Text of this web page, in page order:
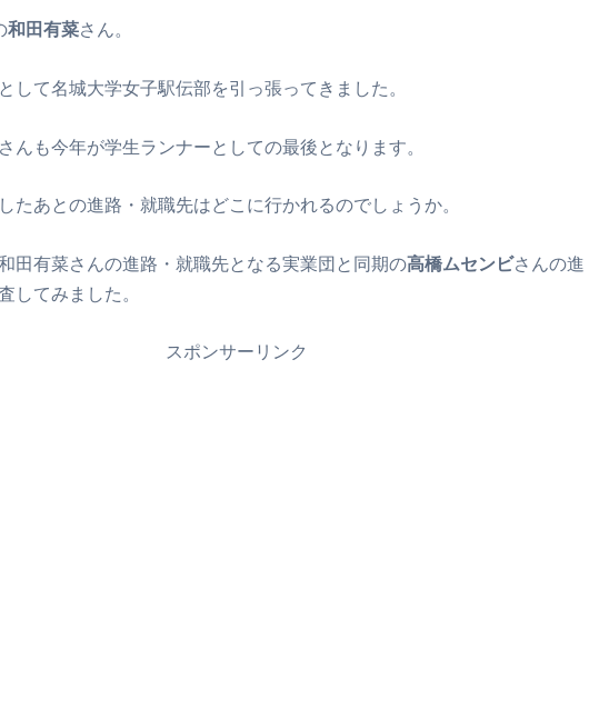
和田有菜さん。
して名城大学女子駅伝部を引っ張ってきました。
んも今年が学生ランナーとしての最後となります。
たあとの進路・就職先はどこに行かれるのでしょうか。
田有菜さんの進路・就職先となる実業団と同期の高橋ムセンビさんの進
してみました。
スポンサーリンク